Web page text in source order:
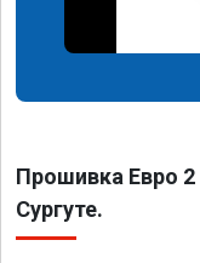
Прошивка Евро 2
Сургуте.